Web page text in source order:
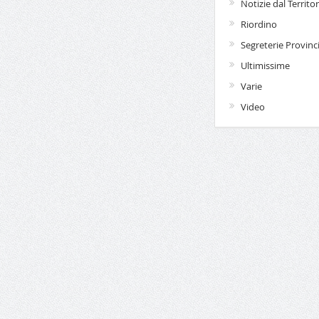
Notizie dal
Riordino
Segreterie
Ultimissime
Varie
Video